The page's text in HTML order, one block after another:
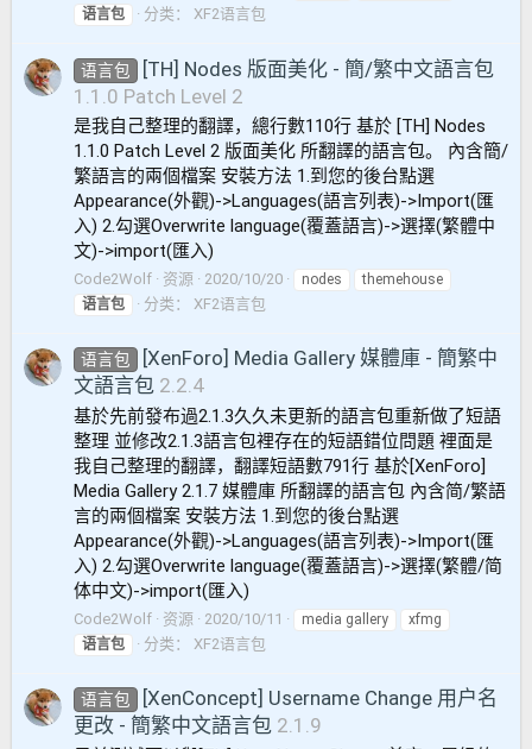
语言包
分类： XF2语言包
语言包
[TH] Nodes 版面美化 - 簡/繁中文語言包
1.1.0 Patch Level 2
是我自己整理的翻譯，總行數110行 基於 [TH] Nodes
1.1.0 Patch Level 2 版面美化 所翻譯的語言包。 內含簡/
繁語言的兩個檔案 安裝方法 1.到您的後台點選
Appearance(外觀)->Languages(語言列表)->Import(匯
入) 2.勾選Overwrite language(覆蓋語言)->選擇(繁體中
文)->import(匯入)
Code2Wolf 资源 2020/10/20 nodes
themehouse
语言包
分类： XF2语言包
语言包
[XenForo] Media Gallery 媒體庫 - 簡繁中
文語言包 2.2.4
基於先前發布過2.1.3久久未更新的語言包重新做了短語
整理 並修改2.1.3語言包裡存在的短語錯位問題 裡面是
我自己整理的翻譯，翻譯短語數791行 基於[XenForo]
Media Gallery 2.1.7 媒體庫 所翻譯的語言包 內含简/繁語
言的兩個檔案 安裝方法 1.到您的後台點選
Appearance(外觀)->Languages(語言列表)->Import(匯
入) 2.勾選Overwrite language(覆蓋語言)->選擇(繁體/简
体中文)->import(匯入)
Code2Wolf 资源 2020/10/11 media gallery
xfmg
语言包
分类： XF2语言包
语言包
[XenConcept] Username Change 用户名
更改 - 簡繁中文語言包 2.1.9